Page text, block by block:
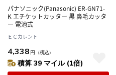
パナソニック(Panasonic) ER-GN71-
K エチケットカッター 黒 鼻毛カッタ
ー 電池式
ＥＣカレント
4,338 円 （税込）
積算 39 マイル (1倍)